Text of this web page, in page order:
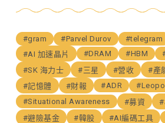
#gram #Parvel Durov #telegram
#AI 加速晶片
#DRAM #HBM
#SK 海力士
#三星 #營收 #產
#記憶體
#財報 #ADR
#Situational Awareness
#募資
#避險基金
#韓股 #AI編碼工具